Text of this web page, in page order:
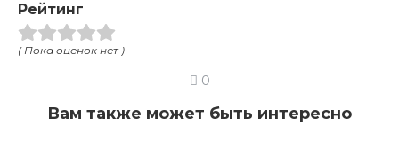
Рейтинг
( Пока оценок нет )
0
Вам также может быть интересно